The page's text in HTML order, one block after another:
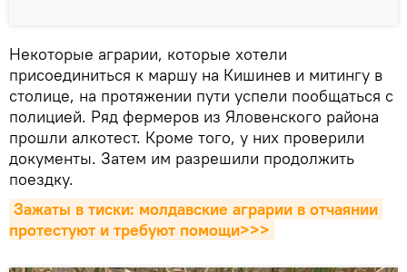
Некоторые аграрии, которые хотели
присоединиться к маршу на Кишинев и митингу в
столице, на протяжении пути успели пообщаться с
полицией. Ряд фермеров из Яловенского района
прошли алкотест. Кроме того, у них проверили
документы. Затем им разрешили продолжить
поездку.
Зажаты в тиски: молдавские аграрии в отчаянии
протестуют и требуют помощи>>>